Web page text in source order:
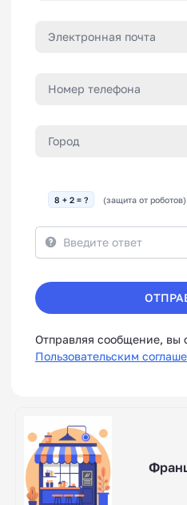
8 + 2 = ? (защита от роботов)
Отправляя сообщение, вы
Пользовательским